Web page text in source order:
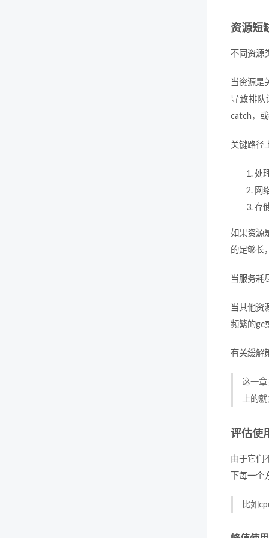
资源短
不同资源
当资源是
导致排队
catch，
关键路径
处
网
存
如果资源
的足够长
当服务耗
当其他资
频繁的gc
有关缓解
这一
上的
评估使
由于它们
下每一个
比如